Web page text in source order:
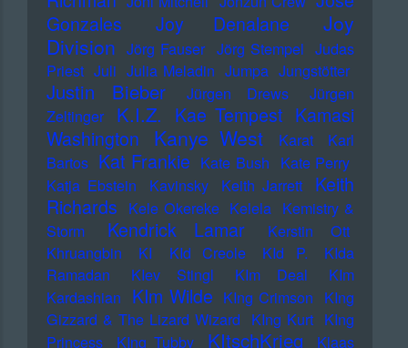
Gonzales
Joy Denalane
Joy
Division Jörg Fauser Jörg Stempel Judas
Priest Juli Julia Meladin Jumpa Jungstötter
Justin Bieber Jürgen Drews
Jürgen
Zeltinger
K.I.Z. Kae Tempest Kamasi
Washington
Kanye West Karat
Karl
Bartos Kat Frankie Kate Bush Kate Perry
Katja Ebstein
Kavinsky Keith Jarrett
Keith
Richards Kele Okereke Kelela Kemistry &
Storm
Kendrick Lamar
Kerstin Ott
Khruangbin
KI KId Creole KId P.
KIda
Ramadan
KIev Stingl KIm Deal
KIm
Kardashian KIm Wilde KIng Crimson KIng
Gizzard & The Lizard Wizard KIng Kurt KIng
Princess
KIng Tubby KItschKrieg
Klaas